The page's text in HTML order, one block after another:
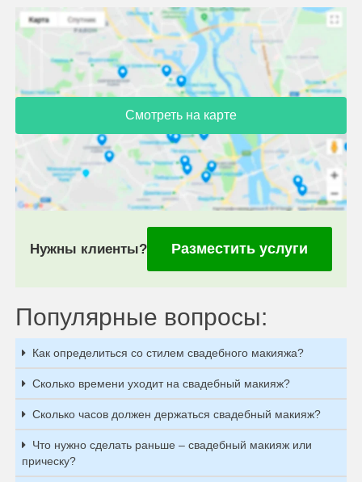
Смотреть на карте
Нужны клиенты? Разместить услуги
Популярные вопросы:
Как определиться со стилем свадебного макияжа?
Сколько времени уходит на свадебный макияж?
Сколько часов должен держаться свадебный макияж?
Что нужно сделать раньше – свадебный макияж или
прическу?